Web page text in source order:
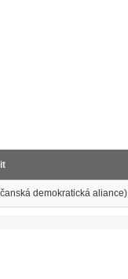
demokratická aliance)